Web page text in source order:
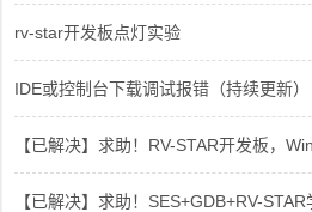
rv-star开发板点灯实验
IDE或控制台下载调试报错（持续更新）
【已解决】求助！RV-STAR开发板，
【已解决】求助！SES+GDB+RV-